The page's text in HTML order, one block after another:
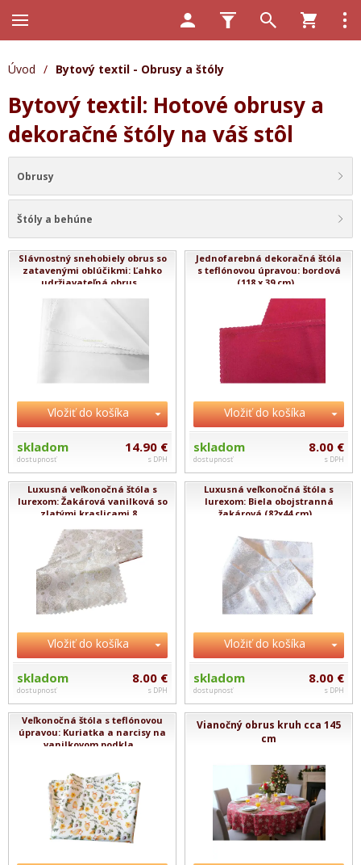
Úvod / Bytový textil - Obrusy a štóly
Bytový textil: Hotové obrusy a
dekoračné štóly na váš stôl
Obrusy
Štóly a behúne
Slávnostný snehobiely obrus so
zatavenými oblúčikmi: Ľahko
udržiavateľná obrus...
Vložiť do košíka
skladom
dostupnosť
14.90 €
s DPH
Jednofarebná dekoračná štóla
s teflónovou úpravou: bordová
(118 x 39 cm)...
Vložiť do košíka
skladom
dostupnosť
8.00 €
s DPH
Luxusná veľkonočná štóla s
lurexom: Žakárová vanilková so
zlatými kraslicami 8...
Vložiť do košíka
skladom
dostupnosť
8.00 €
s DPH
Luxusná veľkonočná štóla s
lurexom: Biela obojstranná
žakárová (82x44 cm)...
Vložiť do košíka
skladom
dostupnosť
8.00 €
s DPH
Veľkonočná štóla s teflónovou
úpravou: Kuriatka a narcisy na
vanilkovom podkla...
Vianočný obrus kruh cca 145
cm